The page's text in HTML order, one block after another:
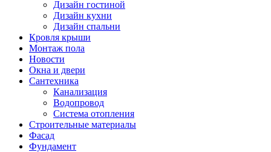
Дизайн гостиной
Дизайн кухни
Дизайн спальни
Кровля крыши
Монтаж пола
Новости
Окна и двери
Сантехника
Канализация
Водопровод
Система отопления
Строительные материалы
Фасад
Фундамент